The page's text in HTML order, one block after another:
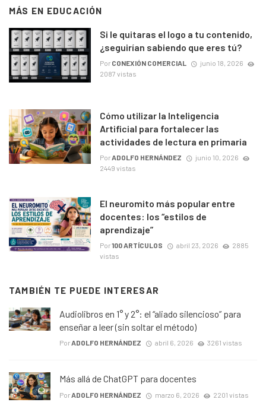
MÁS EN EDUCACIÓN
Si le quitaras el logo a tu contenido,
¿seguirían sabiendo que eres tú?
Por CONEXIÓN COMERCIAL
junio 18, 2026
2087 vistas
Cómo utilizar la Inteligencia
Artificial para fortalecer las
actividades de lectura en primaria
PorADOLFO HERNÁNDEZ
junio 10, 2026
2449 vistas
El neuromito más popular entre
docentes: los “estilos de
aprendizaje”
Por100 ARTÍCULOS abril 23, 2026
2885
vistas
TAMBIÉN TE PUEDE INTERESAR
Audiolibros en 1° y 2°: el “aliado silencioso” para
enseñar a leer (sin soltar el método)
PorADOLFO HERNÁNDEZ abril 6, 2026 3261 vistas
Más allá de ChatGPT para docentes
Por ADOLFO HERNÁNDEZ marzo 6, 2026 2201 vistas